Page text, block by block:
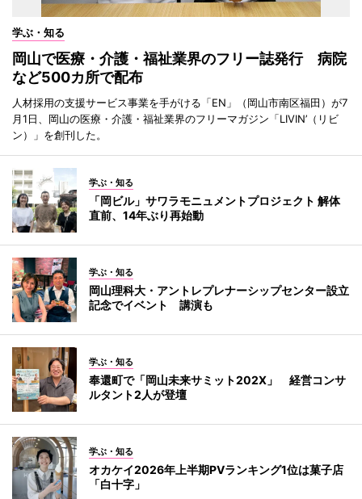
学ぶ・知る
岡山で医療・介護・福祉業界のフリー誌発行 病院
など500カ所で配布
人材採用の支援サービス事業を手がける「EN」（岡山市南区福田）が7
月1日、岡山の医療・介護・福祉業界のフリーマガジン「LIVIN’（リビ
ン）」を創刊した。
学ぶ・知る
「岡ビル」サワラモニュメントプロジェクト 解体
直前、14年ぶり再始動
学ぶ・知る
岡山理科大・アントレプレナーシップセンター設立
記念でイベント 講演も
学ぶ・知る
奉還町で「岡山未来サミット202X」 経営コンサ
ルタント2人が登壇
学ぶ・知る
オカケイ2026年上半期PVランキング1位は菓子店
「白十字」